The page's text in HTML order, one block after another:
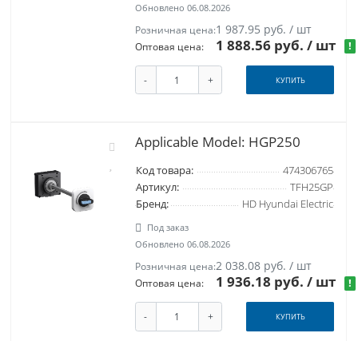
Обновлено 06.08.2026
Розничная цена:1 987.95 руб. / шт
Оптовая цена: 1 888.56 руб./ шт !
- + КУПИТЬ
Applicable Model: HGP250
Код товара:
474306765
Артикул:
TFH25GP
Бренд:
HD Hyundai Electric
Под заказ
Обновлено 06.08.2026
Розничная цена:2 038.08 руб. / шт
Оптовая цена: 1 936.18 руб./ шт !
- + КУПИТЬ